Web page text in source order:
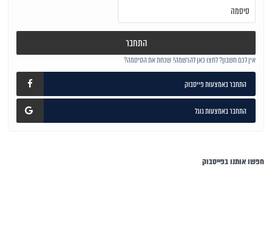
התחבר
אין לכם חשבון? לחצו כאן להרשמה! שכחת את הסיסמה?
התחבר באמצעות פייסבוק
התחבר באמצעות גוגל
חפשו אותנו בפייסבוק